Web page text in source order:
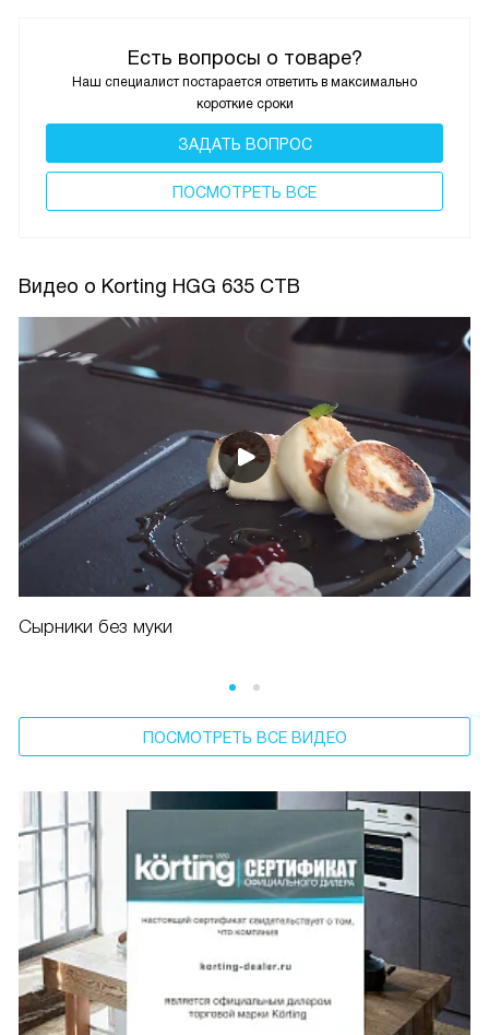
Есть вопросы о товаре?
Наш специалист постарается ответить в максимально
короткие сроки
ЗАДАТЬ ВОПРОС
ПОCМОТРЕТЬ ВСЕ
Видео о Korting HGG 635 CTB
Сырники без муки
ПОСМОТРЕТЬ ВСЕ ВИДЕО